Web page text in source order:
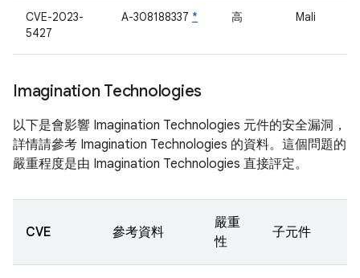
CVE-2023-
5427
A-308188337 * 高 Mali
Imagination Technologies
以下是會影響 Imagination Technologies 元件的安全漏洞，
詳情請參考 Imagination Technologies 的資料。這個問題的
嚴重程度是由 Imagination Technologies 直接評定。
CVE 參考資料
嚴重
性
子元件